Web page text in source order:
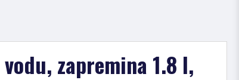
zapremina 1.8 l,